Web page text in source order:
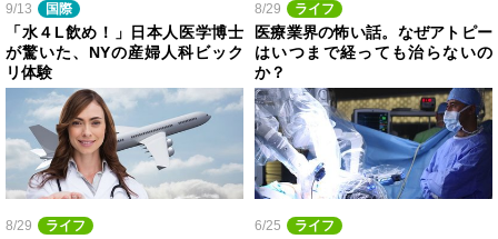
9/13 国際
「水４L飲め！」日本人医学博士
が驚いた、NYの産婦人科ビック
リ体験
8/29 ライフ
医療業界の怖い話。なぜアトピー
はいつまで経っても治らないの
か？
8/29 ライフ 6/25 ライフ